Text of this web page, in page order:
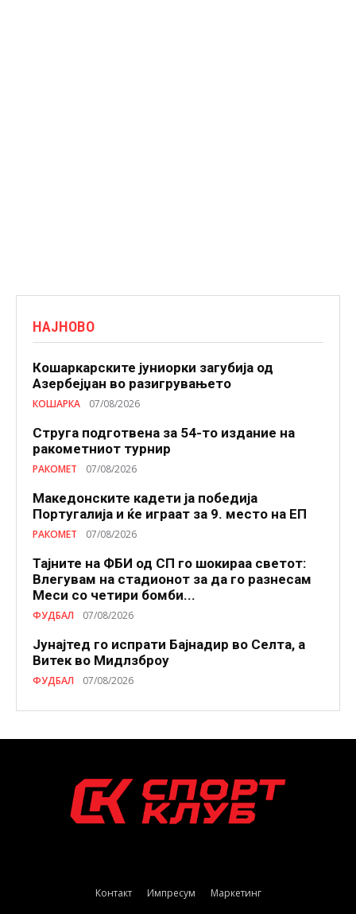
НАЈНОВО
Кошаркарските јуниорки загубија од
Азербејџан во разигрувањето
КОШАРКА 07/08/2026
Струга подготвена за 54-то издание на
ракометниот турнир
РАКОМЕТ 07/08/2026
Македонските кадети ја победија
Португалија и ќе играат за 9. место на ЕП
РАКОМЕТ 07/08/2026
Тајните на ФБИ од СП го шокираа светот:
Влегувам на стадионот за да го разнесам
Меси со четири бомби...
ФУДБАЛ 07/08/2026
Јунајтед го испрати Бајнадир во Селта, а
Витек во Мидлзброу
ФУДБАЛ 07/08/2026
Контакт Импресум Маркетинг